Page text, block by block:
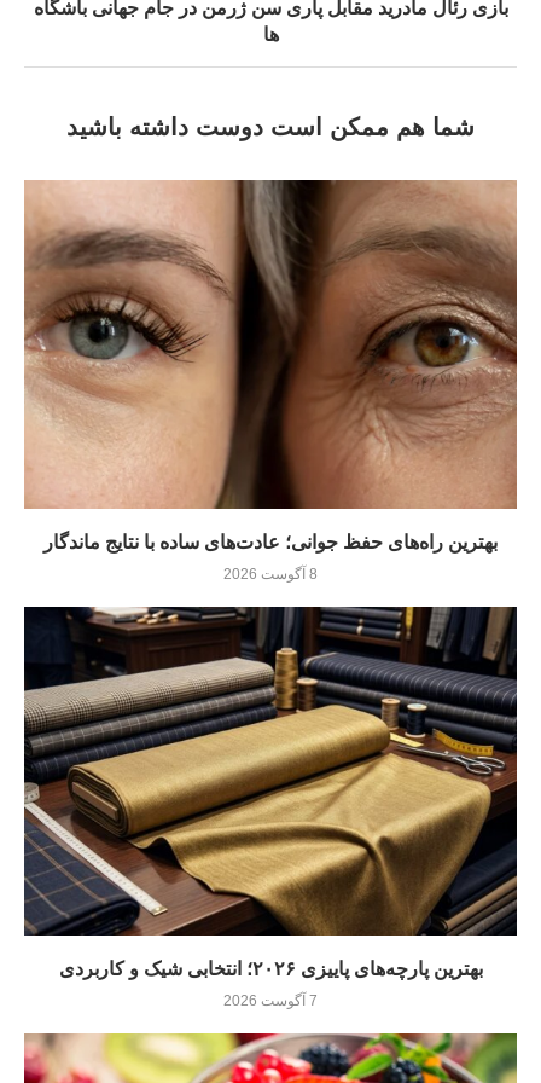
بازی رئال مادرید مقابل پاری سن ژرمن در جام جهانی باشگاه‌
ها
شما هم ممکن است دوست داشته باشید
بهترین راه‌های حفظ جوانی؛ عادت‌های ساده با نتایج ماندگار
8 آگوست 2026
بهترین پارچه‌های پاییزی ۲۰۲۶؛ انتخابی شیک و کاربردی
7 آگوست 2026